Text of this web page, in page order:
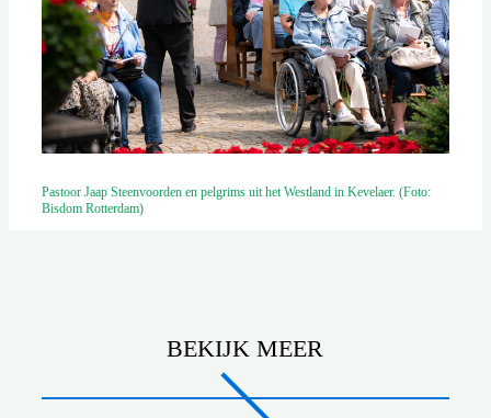
Pastoor Jaap Steenvoorden en pelgrims uit het Westland in Kevelaer. (Foto:
Bisdom Rotterdam)
BEKIJK MEER